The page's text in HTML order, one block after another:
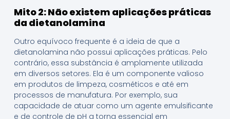
Mito 2: Não existem aplicações práticas
da dietanolamina
Outro equívoco frequente é a ideia de que a
dietanolamina não possui aplicações práticas. Pelo
contrário, essa substância é amplamente utilizada
em diversos setores. Ela é um componente valioso
em produtos de limpeza, cosméticos e até em
processos de manufatura. Por exemplo, sua
capacidade de atuar como um agente emulsificante
e de controle de pH a torna essencial em